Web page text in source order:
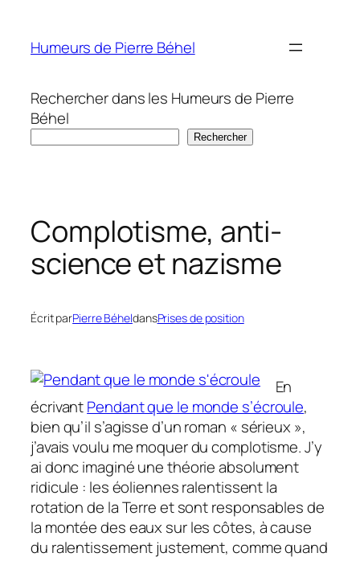
contenu
Humeurs de Pierre Béhel
Rechercher dans les Humeurs de Pierre
Béhel
Rechercher
Complotisme, anti-
science et nazisme
Écrit parPierre BéheldansPrises de position
En
écrivantPendant que le monde s’écroule,
bien qu’il s’agisse d’un roman « sérieux »,
j’avais voulu me moquer du complotisme. J’y
ai donc imaginé une théorie absolument
ridicule : les éoliennes ralentissent la
rotation de la Terre et sont responsables de
la montée des eaux sur les côtes, à cause
du ralentissement justement, comme quand